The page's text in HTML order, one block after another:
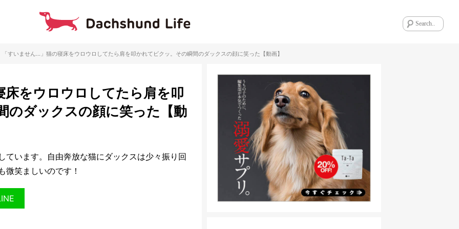
「すいません…」猫の寝床をウロウロしてたら肩を叩かれてビクッ。その瞬間のダックスの顔に笑った【動画】
をウロウロしてたら肩を叩
のダックスの顔に笑った【動
ています。自由奔放な猫にダックスは少々振り回
微笑ましいのです！